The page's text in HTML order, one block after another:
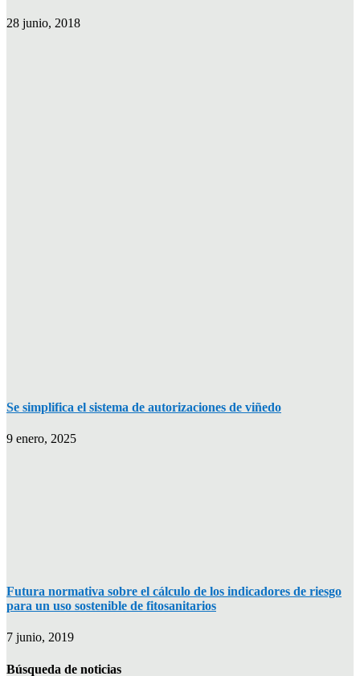
28 junio, 2018
Se simplifica el sistema de autorizaciones de viñedo
9 enero, 2025
Futura normativa sobre el cálculo de los indicadores de riesgo
para un uso sostenible de fitosanitarios
7 junio, 2019
Búsqueda de noticias